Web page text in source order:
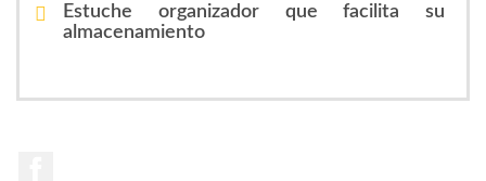
Estuche organizador que facilita su
almacenamiento